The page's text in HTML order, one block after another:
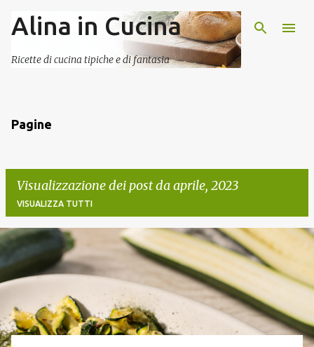
Passa ai contenuti principali
Alina in Cucina
Ricette di cucina tipiche e di fantasia
Pagine
Visualizzazione dei post da aprile, 2023
VISUALIZZA TUTTI
P
o
s